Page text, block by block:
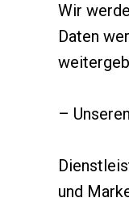
Wir
Daten
–
und